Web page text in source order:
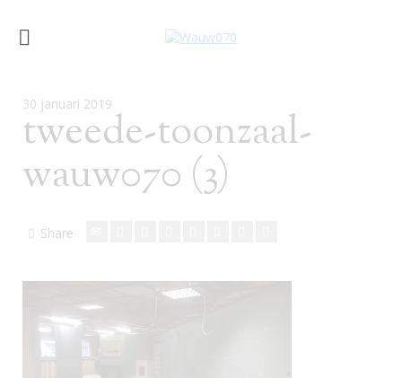
30 januari 2019
tweede-toonzaal-
wauw070 (3)
Share